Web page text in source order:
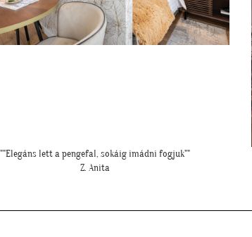
a fotótapéta még szebb mint ahogy gondoltam!"
L. Ilona